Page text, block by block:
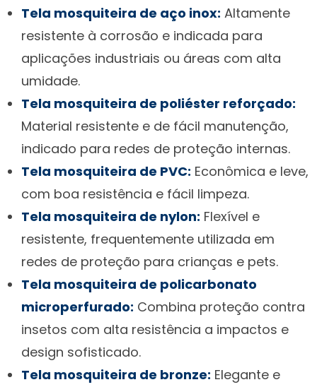
Tela mosquiteira de aço inox: Altamente
resistente à corrosão e indicada para
aplicações industriais ou áreas com alta
umidade.
Tela mosquiteira de poliéster reforçado:
Material resistente e de fácil manutenção,
indicado para redes de proteção internas.
Tela mosquiteira de PVC: Econômica e leve,
com boa resistência e fácil limpeza.
Tela mosquiteira de nylon: Flexível e
resistente, frequentemente utilizada em
redes de proteção para crianças e pets.
Tela mosquiteira de policarbonato
microperfurado: Combina proteção contra
insetos com alta resistência a impactos e
design sofisticado.
Tela mosquiteira de bronze: Elegante e